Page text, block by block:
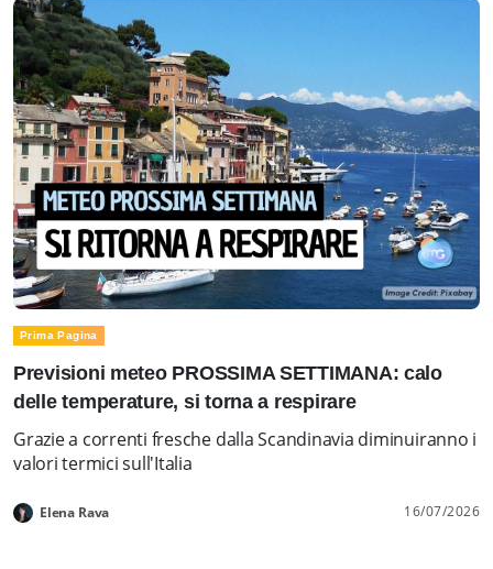
Prima Pagina
Previsioni meteo PROSSIMA SETTIMANA: calo
delle temperature, si torna a respirare
Grazie a correnti fresche dalla Scandinavia diminuiranno i
valori termici sull'Italia
Elena Rava 16/07/2026